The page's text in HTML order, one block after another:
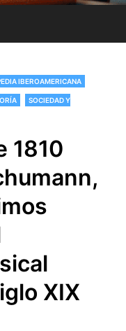
IBEROAMERICANA
SOCIEDAD Y
1810
XIX